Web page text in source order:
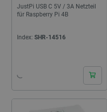
JustPi USB C 5V / 3A Netzteil
für Raspberry Pi 4B
Index: SHR-14516